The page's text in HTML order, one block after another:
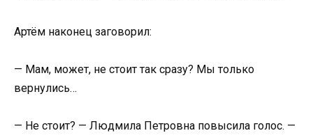
Артём наконец заговорил:
— Мам, может, не стоит так сразу? Мы только
вернулись…
— Не стоит? — Людмила Петровна повысила голос. —